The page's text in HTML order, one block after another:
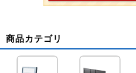
商品カテゴリ